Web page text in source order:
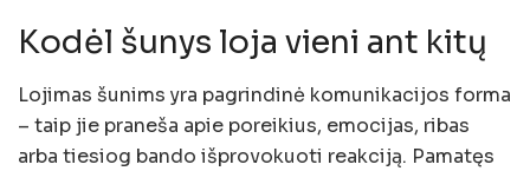
Kodėl šunys loja vieni ant kitų
Lojimas šunims yra pagrindinė komunikacijos forma
– taip jie praneša apie poreikius, emocijas, ribas
arba tiesiog bando išprovokuoti reakciją. Pamatęs